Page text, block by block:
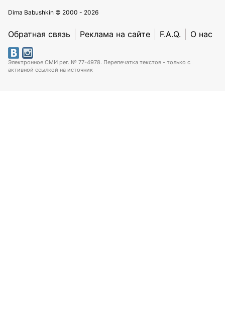
Dima Babushkin © 2000 - 2026
Обратная связь Реклама на сайте F.A.Q. О нас
Электронное СМИ рег. № 77-4978. Перепечатка текстов - только с
активной ссылкой на источник